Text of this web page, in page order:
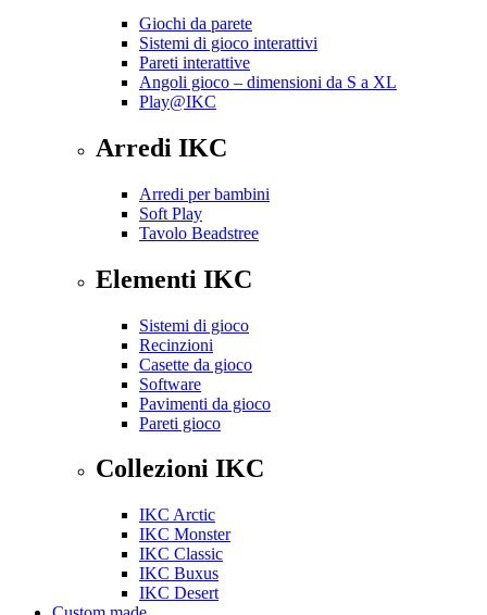
Giochi da parete
Sistemi di gioco interattivi
Pareti interattive
Angoli gioco – dimensioni da S a XL
Play@IKC
Arredi IKC
Arredi per bambini
Soft Play
Tavolo Beadstree
Elementi IKC
Sistemi di gioco
Recinzioni
Casette da gioco
Software
Pavimenti da gioco
Pareti gioco
Collezioni IKC
IKC Arctic
IKC Monster
IKC Classic
IKC Buxus
IKC Desert